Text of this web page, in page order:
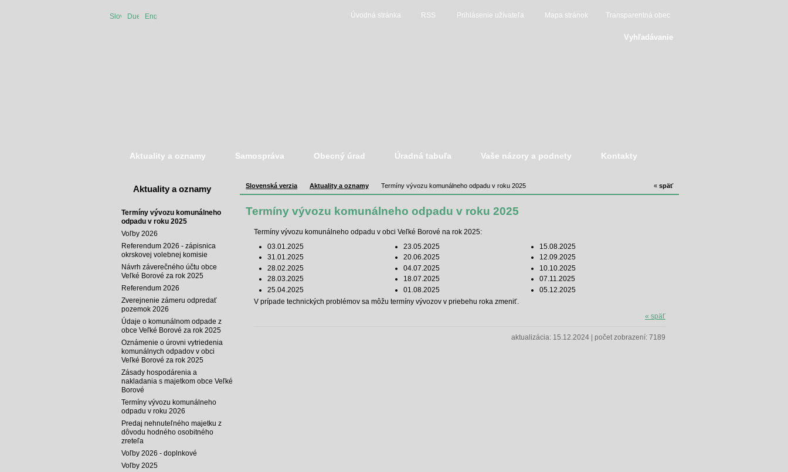
SlovenskáDuetsche
English
Transparentná obec
Mapa stránok
Vyhľadávanie
Prihlásenie užívateľa
RSS
Úvodná stránka
Aktuality a oznamy Samospráva Obecný úrad Úradná tabuľa Vaše názory a podnety Kontakty
Aktuality a oznamy
Termíny vývozu komunálneho
odpadu v roku 2025
Voľby 2026
Referendum 2026 - zápisnica
okrskovej volebnej komisie
Návrh záverečného účtu obce
Veľké Borové za rok 2025
Referendum 2026
Zverejnenie zámeru odpredať
pozemok 2026
Údaje o komunálnom odpade z
obce Veľké Borové za rok 2025
Oznámenie o úrovni vytriedenia
komunálnych odpadov v obci
Veľké Borové za rok 2025
Zásady hospodárenia a
nakladania s majetkom obce Veľké
Borové
Termíny vývozu komunálneho
odpadu v roku 2026
Predaj nehnuteľného majetku z
dôvodu hodného osobitného
zreteľa
Voľby 2026 - doplnkové
Voľby 2025
« späť
Slovenská verzia Aktuality a oznamy Termíny vývozu komunálneho odpadu v roku 2025
Termíny vývozu komunálneho odpadu v roku 2025
Termíny vývozu komunálneho odpadu v obci Veľké Borové na rok 2025:
03.01.2025
31.01.2025
28.02.2025
28.03.2025
25.04.2025
23.05.2025
20.06.2025
04.07.2025
18.07.2025
01.08.2025
15.08.2025
12.09.2025
10.10.2025
07.11.2025
05.12.2025
V prípade technických problémov sa môžu termíny vývozov v priebehu roka zmeniť.
« späť
aktualizácia: 15.12.2024 | počet zobrazení: 7189